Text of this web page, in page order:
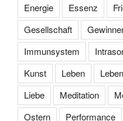
Energie
Essenz
Gesellschaft
Immunsystem
Kunst
Leben
Liebe
Meditation
Ostern
Performance